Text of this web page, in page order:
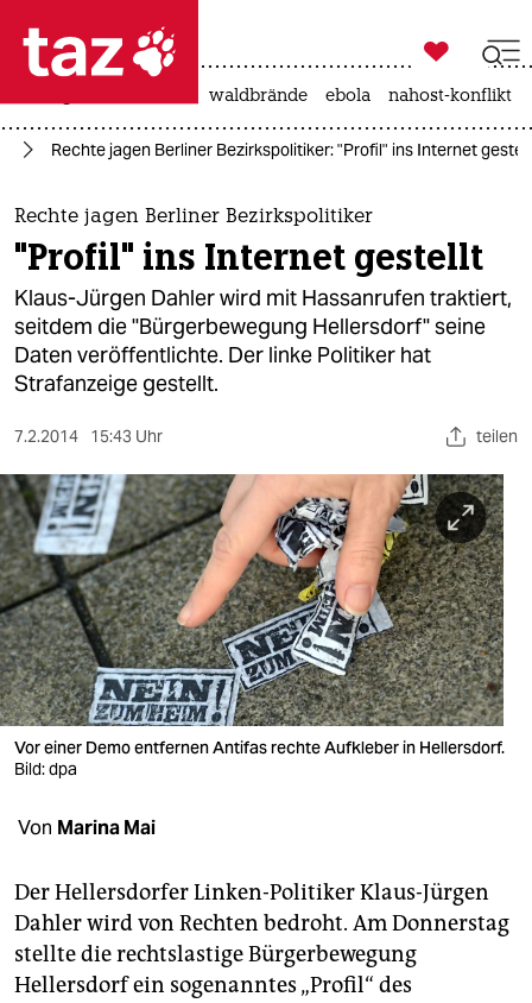
 taz zahl ich
taz zahl ich
themen
politik
öko
gesellschaft
kultur
sport
berlin
nord
wahrheit
verlag
verlag
shop
fragen & hilfe
unterstützen
abo

taz zahl ich
waldbrände ebola nahost-konflikt
Rechte jagen Berliner Bezirkspolitiker: "Profil" ins Internet
Rechte jagen Berliner Bezirkspolitiker
"Profil" ins Internet gestellt
Klaus-Jürgen Dahler wird mit Hassanrufen traktiert,
seitdem die "Bürgerbewegung Hellersdorf" seine
Daten veröffentlichte. Der linke Politiker hat
Strafanzeige gestellt.
7.2.2014 15:43 Uhr teilen
Vor einer Demo entfernen Antifas rechte Aufkleber in Hellersdorf.
Bild: dpa
Von Marina Mai
Der Hellersdorfer Linken-Politiker Klaus-Jürgen
Dahler wird von Rechten bedroht. Am Donnerstag
stellte die rechtslastige Bürgerbewegung
Hellersdorf ein sogenanntes „Profil“ des